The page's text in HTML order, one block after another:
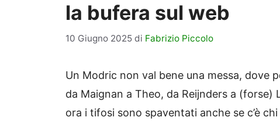
la bufera sul web
10 Giugno 2025 di Fabrizio Piccolo
Un Modric non val bene una messa, dove
da Maignan a Theo, da Reijnders a (forse)
ora i tifosi sono spaventati anche se c’è